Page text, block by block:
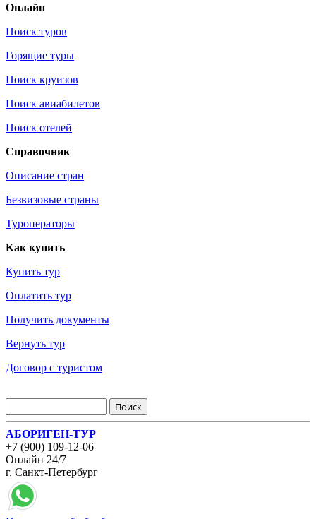
Онлайн
Поиск туров
Горящие туры
Поиск круизов
Поиск авиабилетов
Поиск отелей
Справочник
Описание стран
Безвизовые страны
Туроператоры
Как купить
Купить тур
Оплатить тур
Получить документы
Вернуть тур
Договор с туристом
АБОРИГЕН-ТУР
+7 (900) 109-12-06
Онлайн 24/7
г. Санкт-Петербург